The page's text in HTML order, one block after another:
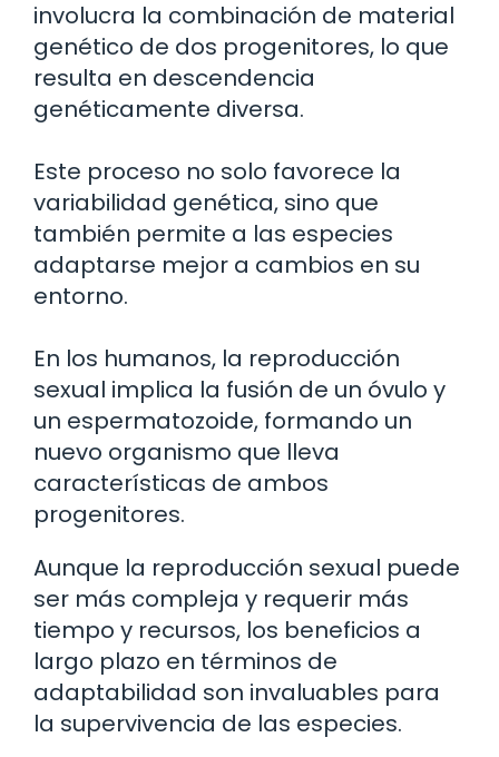
involucra la combinación de material
genético de dos progenitores, lo que
resulta en descendencia
genéticamente diversa.
Este proceso no solo favorece la
variabilidad genética, sino que
también permite a las especies
adaptarse mejor a cambios en su
entorno.
En los humanos, la reproducción
sexual implica la fusión de un óvulo y
un espermatozoide, formando un
nuevo organismo que lleva
características de ambos
progenitores.
Aunque la reproducción sexual puede
ser más compleja y requerir más
tiempo y recursos, los beneficios a
largo plazo en términos de
adaptabilidad son invaluables para
la supervivencia de las especies.